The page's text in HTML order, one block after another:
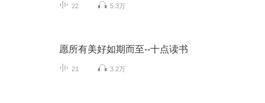
22 5.3万
愿所有美好如期而至--十点读书
21 3.2万